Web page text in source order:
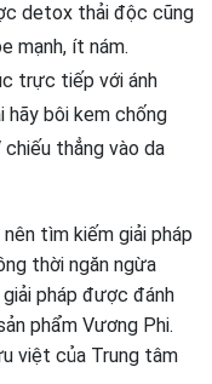
detox thải độc cũng
mạnh, ít nám.
trực tiếp với ánh
hãy bôi kem chống
thẳng vào da
tìm kiếm giải pháp
thời ngăn ngừa
pháp được đánh
phẩm Vương Phi.
việt của Trung tâm